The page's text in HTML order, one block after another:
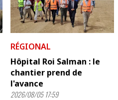
RÉGIONAL
Hôpital Roi Salman : le
chantier prend de
l'avance
2026/08/05 17:59